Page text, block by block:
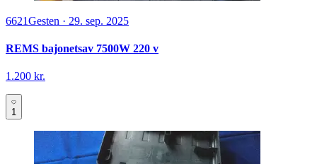
6621Gesten · 29. sep. 2025
REMS bajonetsav 7500W 220 v
1.200 kr.
1